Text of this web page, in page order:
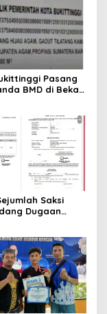
Pasang
BMD di Bekas
Saksi
Dugaan